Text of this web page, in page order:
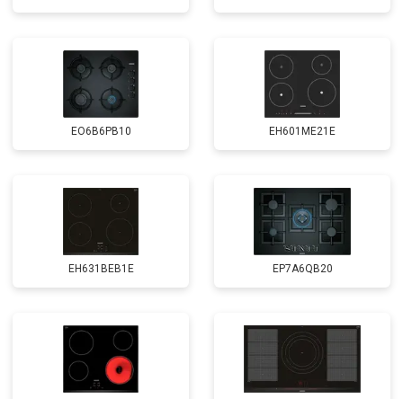
EO6B6PB10 EH601ME21E
EH631BEB1E EP7A6QB20